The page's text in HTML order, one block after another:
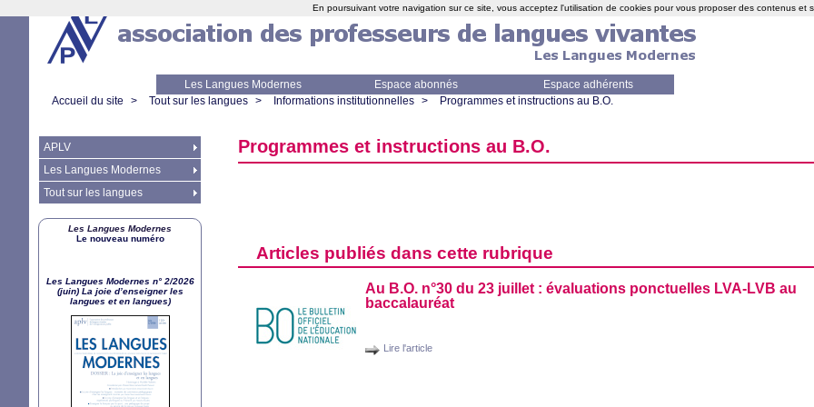
Les Langues Modernes Espace abonnés
Espace adhérents
Accueil du site > Tout sur les langues > Informations institutionnelles > Programmes et instructions au B.O.
Programmes et instructions au B.O.
Articles publiés dans cette rubrique
Au B.O. n°30 du 23 juillet : évaluations ponctuelles LVA-LVB au
baccalauréat
Lire l'article
APLV
Les Langues Modernes
Tout sur les langues
Les Langues Modernes
Le nouveau numéro
Les Langues Modernes n° 2/2026
(juin) La joie d’enseigner les
langues et en langues)
En poursuivant votre navigation sur ce site, vous acceptez l'utilisation de cookies pour vous proposer des contenus et